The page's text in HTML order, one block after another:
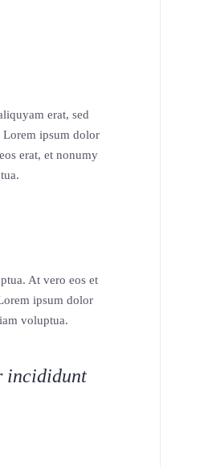
erat, sed
Lorem ipsum dolor
erat, et nonumy
At vero eos et
ipsum dolor
voluptua.
incididunt